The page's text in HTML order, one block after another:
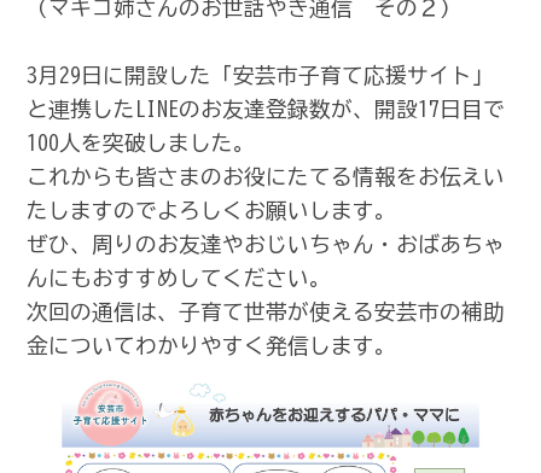
（マキコ姉さんのお世話やき通信 その２)
3月29日に開設した「安芸市子育て応援サイト」
と連携したLINEのお友達登録数が、開設17日目で
100人を突破しました。
これからも皆さまのお役にたてる情報をお伝えい
たしますのでよろしくお願いします。
ぜひ、周りのお友達やおじいちゃん・おばあちゃ
んにもおすすめしてください。
次回の通信は、子育て世帯が使える安芸市の補助
金についてわかりやすく発信します。